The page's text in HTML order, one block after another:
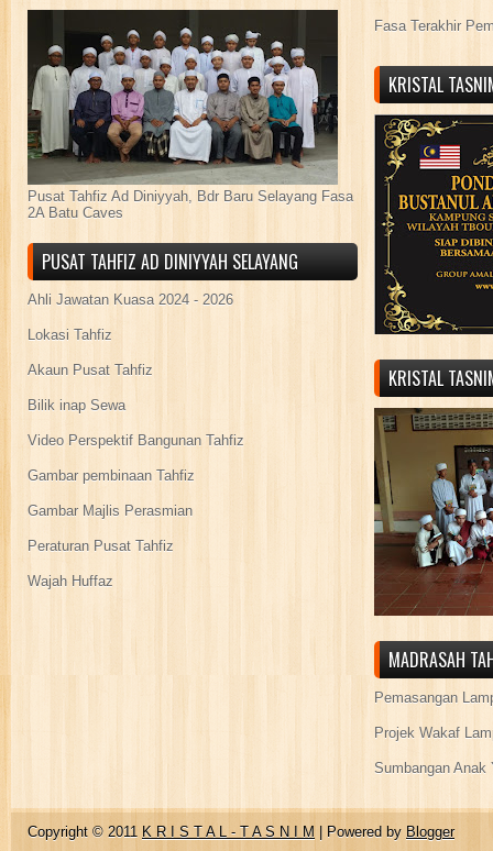
Pusat Tahfiz Ad Diniyyah, Bdr Baru Selayang Fasa
2A Batu Caves
PUSAT TAHFIZ AD DINIYYAH SELAYANG
Ahli Jawatan Kuasa 2024 - 2026
Lokasi Tahfiz
Akaun Pusat Tahfiz
Bilik inap Sewa
Video Perspektif Bangunan Tahfiz
Gambar pembinaan Tahfiz
Gambar Majlis Perasmian
Peraturan Pusat Tahfiz
Wajah Huffaz
Fasa Terakhir
KRISTAL
KRISTAL
MADRASAH
Pemasangan
Projek Wakaf
Sumbangan Anak
Copyright © 2011 K R I S T A L - T A S N I M | Powered by Blogger